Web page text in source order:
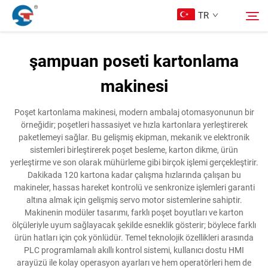
TR
Hakkımızda
Ürünler
Tasarım Örnekleri
Hizmet
Haberler
Bize Ulaşın
şampuan poseti kartonlama
makinesi
Poşet kartonlama makinesi, modern ambalaj otomasyonunun bir
örneğidir; poşetleri hassasiyet ve hızla kartonlara yerleştirerek
paketlemeyi sağlar. Bu gelişmiş ekipman, mekanik ve elektronik
sistemleri birleştirerek poşet besleme, karton dikme, ürün
yerleştirme ve son olarak mühürleme gibi birçok işlemi gerçekleştirir.
Dakikada 120 kartona kadar çalışma hızlarında çalışan bu
makineler, hassas hareket kontrolü ve senkronize işlemleri garanti
altına almak için gelişmiş servo motor sistemlerine sahiptir.
Makinenin modüler tasarımı, farklı poşet boyutları ve karton
ölçüleriyle uyum sağlayacak şekilde esneklik gösterir; böylece farklı
ürün hatları için çok yönlüdür. Temel teknolojik özellikleri arasında
PLC programlamalı akıllı kontrol sistemi, kullanıcı dostu HMI
arayüzü ile kolay operasyon ayarları ve hem operatörleri hem de